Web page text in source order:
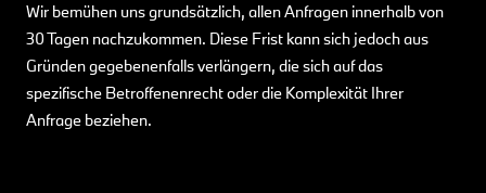
Wir bemühen uns grundsätzlich, allen Anfragen innerhalb von
30 Tagen nachzukommen. Diese Frist kann sich jedoch aus
Gründen gegebenenfalls verlängern, die sich auf das
spezifische Betroffenenrecht oder die Komplexität Ihrer
Anfrage beziehen.